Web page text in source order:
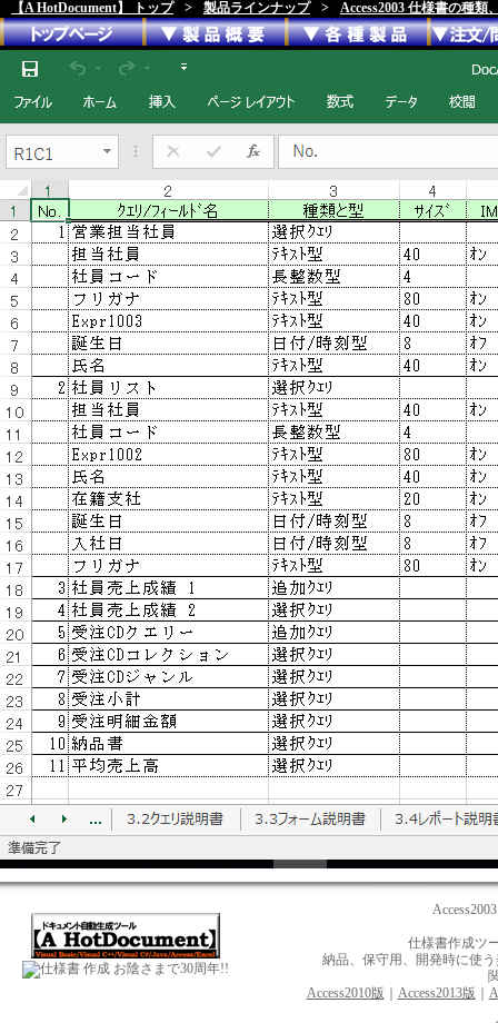
【A HotDocument】 トップ > 製品ラインナップ > Access2003 仕様書の種類
お陰さまで30周年!!
仕様書作成ツ
納品、保守用、開発時に使
Access2010版
Access2013版